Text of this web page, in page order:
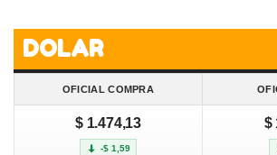
DOLAR
OFICIAL COMPRA
$ 1.474,13
-$ 1,59
$